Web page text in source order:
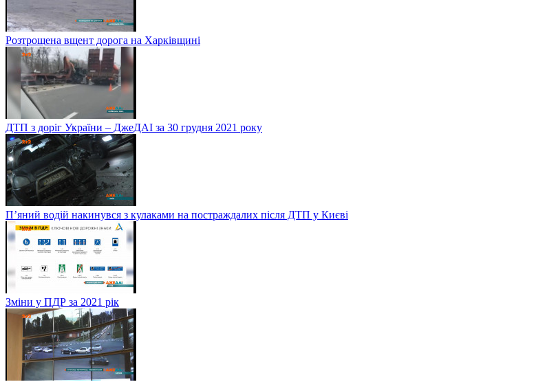
Розтрощена вщент дорога на Харківщині
ДТП з доріг України – ДжеДАІ за 30 грудня 2021 року
П’яний водій накинувся з кулаками на постраждалих після ДТП у Києві
Зміни у ПДР за 2021 рік